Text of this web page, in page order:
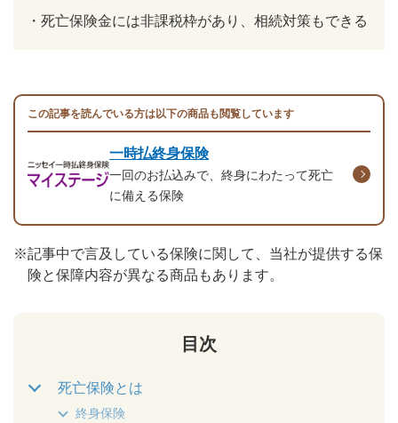
・ 死亡保険金には非課税枠があり、相続対策もできる
この記事を読んでいる方は以下の商品も閲覧しています
一時払終身保険
一回のお払込みで、終身にわたって死亡
に備える保険
※記事中で言及している保険に関して、当社が提供する保
険と保障内容が異なる商品もあります。
目次
死亡保険とは
終身保険